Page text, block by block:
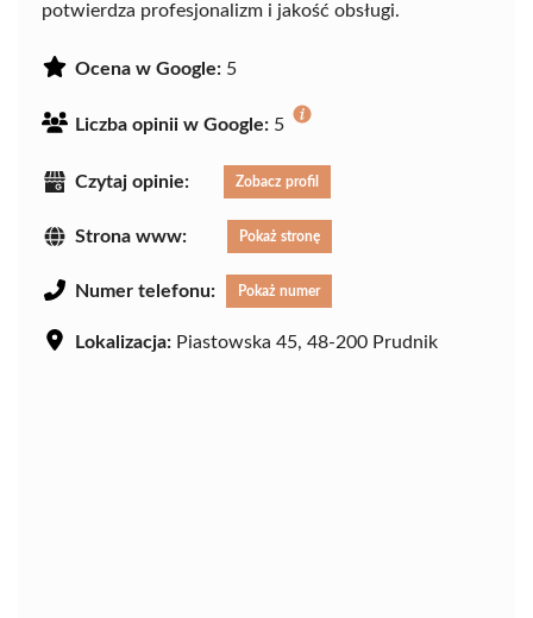
potwierdza profesjonalizm i jakość obsługi.
Ocena w Google: 5
Liczba opinii w Google: 5
Czytaj opinie: Zobacz profil
Strona www: Pokaż stronę
Numer telefonu: Pokaż numer
Lokalizacja: Piastowska 45, 48-200 Prudnik